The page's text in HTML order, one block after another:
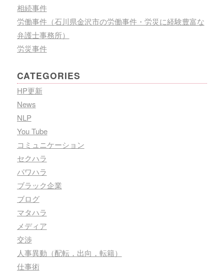
相続事件
労働事件（石川県金沢市の労働事件・労災に経験豊富な
弁護士事務所）
労災事件
CATEGORIES
HP更新
News
NLP
You Tube
コミュニケーション
セクハラ
パワハラ
ブラック企業
ブログ
マタハラ
メディア
交渉
人事異動（配転，出向，転籍）
仕事術